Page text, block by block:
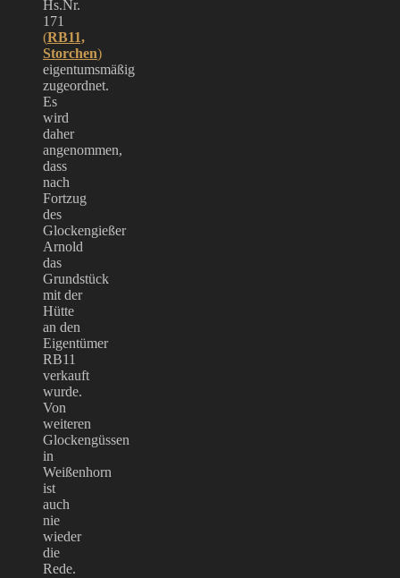
Hs.Nr.
171
(RB11,
Storchen)
eigentumsmäßig
zugeordnet.
Es
wird
daher
angenommen,
dass
nach
Fortzug
des
Glockengießer
Arnold
das
Grundstück
mit der
Hütte
an den
Eigentümer
RB11
verkauft
wurde.
Von
weiteren
Glockengüssen
in
Weißenhorn
ist
auch
nie
wieder
die
Rede.